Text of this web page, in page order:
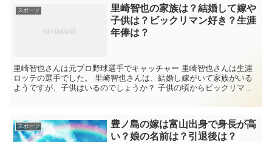
スポーツ
里崎智也の家族は？結婚して嫁や
子供は？ビックリマン好き？生涯
年俸は？
里崎智也さんは元プロ野球選手でキャッチャー 里崎智也さんは生涯
ロッテの選手でした。 里崎智也さんは、結婚し嫁がいて家族がいる
ようですが、子供はいるのでしょうか？ 子供の頃からビックリマン
スポーツ
豊ノ島の嫁は富山出身で身長が高
い？娘の名前は？引退後は？